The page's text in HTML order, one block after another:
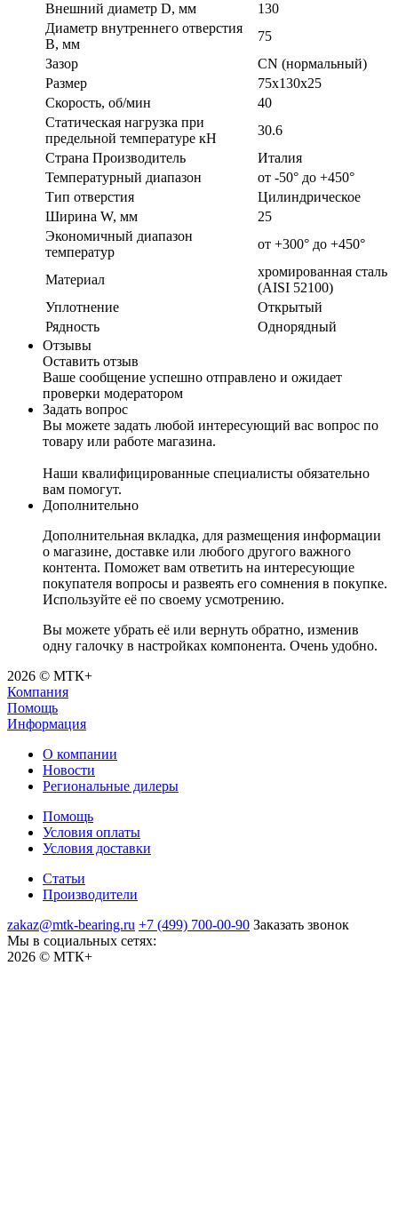
Внешний диаметр D, мм
130
Диаметр внутреннего отверстия
B, мм
75
Зазор
CN (нормальный)
Размер
75x130x25
Скорость, об/мин
40
Статическая нагрузка при
предельной температуре кН
30.6
Страна Производитель
Италия
Температурный диапазон
от -50° до +450°
Тип отверстия
Цилиндрическое
Ширина W, мм
25
Экономичный диапазон
температур
от +300° до +450°
Материал
хромированная сталь
(AISI 52100)
Уплотнение
Открытый
Рядность
Однорядный
Отзывы
Оставить отзыв
Ваше сообщение успешно отправлено и ожидает
проверки модератором
Задать вопрос
Вы можете задать любой интересующий вас вопрос по
товару или работе магазина.
Наши квалифицированные специалисты обязательно
вам помогут.
Дополнительно
Дополнительная вкладка, для размещения информации
о магазине, доставке или любого другого важного
контента. Поможет вам ответить на интересующие
покупателя вопросы и развеять его сомнения в покупке.
Используйте её по своему усмотрению.
Вы можете убрать её или вернуть обратно, изменив
одну галочку в настройках компонента. Очень удобно.
2026 © МТК+
Компания
Помощь
Информация
О компании
Новости
Региональные дилеры
Помощь
Условия оплаты
Условия доставки
Статьи
Производители
zakaz@mtk-bearing.ru +7 (499) 700-00-90 Заказать звонок
Мы в социальных сетях:
2026 © МТК+